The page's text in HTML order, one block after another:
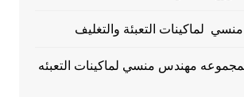
لماكينات التعبئة والتغليف
مهندس منسي لماكينات التعبئه